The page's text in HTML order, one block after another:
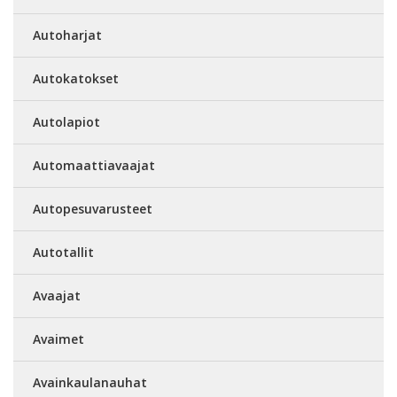
Autoharjat
Autokatokset
Autolapiot
Automaattiavaajat
Autopesuvarusteet
Autotallit
Avaajat
Avaimet
Avainkaulanauhat